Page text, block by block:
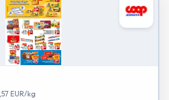
EUR/kg